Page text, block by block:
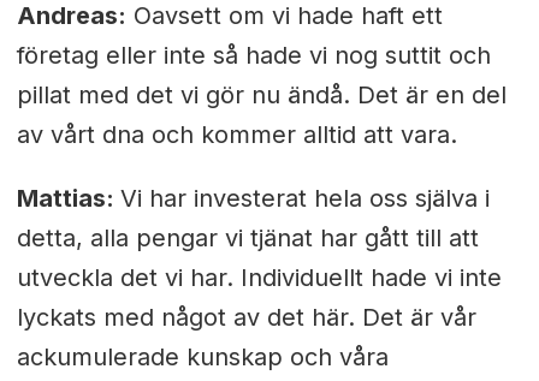
Andreas: Oavsett om vi hade haft ett
företag eller inte så hade vi nog suttit och
pillat med det vi gör nu ändå. Det är en del
av vårt dna och kommer alltid att vara.
Mattias: Vi har investerat hela oss själva i
detta, alla pengar vi tjänat har gått till att
utveckla det vi har. Individuellt hade vi inte
lyckats med något av det här. Det är vår
ackumulerade kunskap och våra